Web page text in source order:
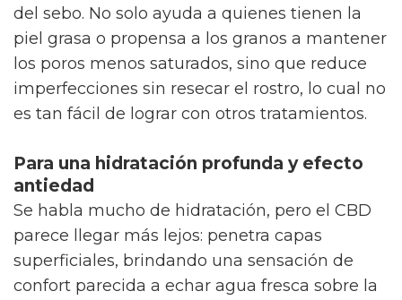
del sebo. No solo ayuda a quienes tienen la
piel grasa o propensa a los granos a mantener
los poros menos saturados, sino que reduce
imperfecciones sin resecar el rostro, lo cual no
es tan fácil de lograr con otros tratamientos.
Para una hidratación profunda y efecto
antiedad
Se habla mucho de hidratación, pero el CBD
parece llegar más lejos: penetra capas
superficiales, brindando una sensación de
confort parecida a echar agua fresca sobre la